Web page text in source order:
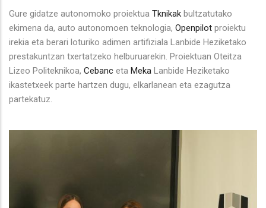
Gure gidatze autonomoko proiektua Tknikak bultzatutako
ekimena da, auto autonomoen teknologia, Openpilot proiektu
irekia eta berari loturiko adimen artifiziala Lanbide Heziketako
prestakuntzan txertatzeko helburuarekin. Proiektuan Oteitza
Lizeo Politeknikoa, Cebanc eta Meka Lanbide Heziketako
ikastetxeek parte hartzen dugu, elkarlanean eta ezagutza
partekatuz.